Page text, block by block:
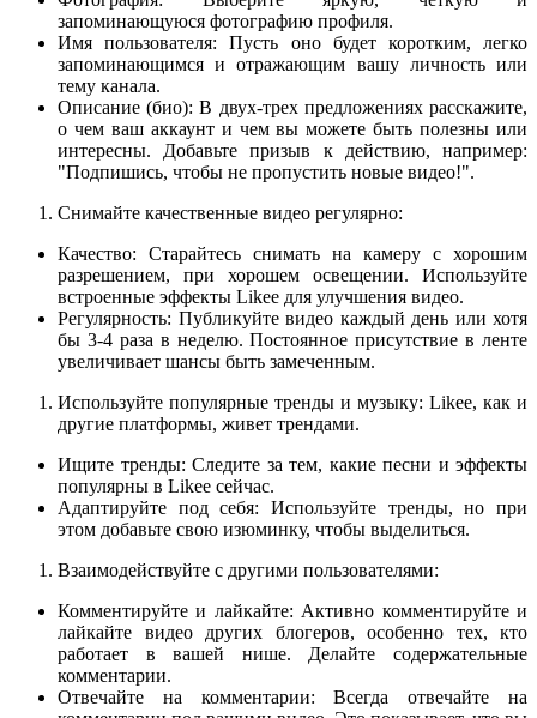
запоминающуюся фотографию профиля.
Имя пользователя: Пусть оно будет коротким, легко
запоминающимся и отражающим вашу личность или
тему канала.
Описание (био): В двух-трех предложениях расскажите,
о чем ваш аккаунт и чем вы можете быть полезны или
интересны. Добавьте призыв к действию, например:
"Подпишись, чтобы не пропустить новые видео!".
Снимайте качественные видео регулярно:
Качество: Старайтесь снимать на камеру с хорошим
разрешением, при хорошем освещении. Используйте
встроенные эффекты Likee для улучшения видео.
Регулярность: Публикуйте видео каждый день или хотя
бы 3-4 раза в неделю. Постоянное присутствие в ленте
увеличивает шансы быть замеченным.
Используйте популярные тренды и музыку: Likee, как и
другие платформы, живет трендами.
Ищите тренды: Следите за тем, какие песни и эффекты
популярны в Likee сейчас.
Адаптируйте под себя: Используйте тренды, но при
этом добавьте свою изюминку, чтобы выделиться.
Взаимодействуйте с другими пользователями:
Комментируйте и лайкайте: Активно комментируйте и
лайкайте видео других блогеров, особенно тех, кто
работает в вашей нише. Делайте содержательные
комментарии.
Отвечайте на комментарии: Всегда отвечайте на